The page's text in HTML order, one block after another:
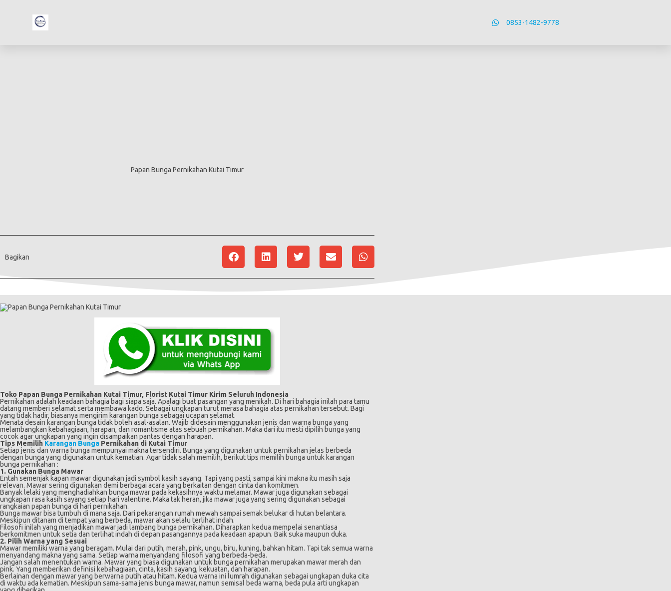
0853-1482-9778
Papan Bunga Pernikahan Kutai Timur
Bagikan
Toko Papan Bunga Pernikahan Kutai Timur, Florist Kutai Timur Kirim Seluruh Indonesia
Pernikahan adalah keadaan bahagia bagi siapa saja. Apalagi buat pasangan yang menikah. Di hari bahagia inilah para tamu
datang memberi selamat serta membawa kado. Sebagai ungkapan turut merasa bahagia atas pernikahan tersebut. Bagi
yang tidak hadir, biasanya mengirim karangan bunga sebagai ucapan selamat.
Menata desain karangan bunga tidak boleh asal-asalan. Wajib didesain menggunakan jenis dan warna bunga yang
melambangkan kebahagiaan, harapan, dan romantisme atas sebuah pernikahan. Maka dari itu mesti dipilih bunga yang
cocok agar ungkapan yang ingin disampaikan pantas dengan harapan.
Tips Memilih Karangan Bunga Pernikahan di Kutai Timur
Setiap jenis dan warna bunga mempunyai makna tersendiri. Bunga yang digunakan untuk pernikahan jelas berbeda
dengan bunga yang digunakan untuk kematian. Agar tidak salah memilih, berikut tips memilih bunga untuk karangan
bunga pernikahan :
1. Gunakan Bunga Mawar
Entah semenjak kapan mawar digunakan jadi symbol kasih sayang. Tapi yang pasti, sampai kini makna itu masih saja
relevan. Mawar sering digunakan demi berbagai acara yang berkaitan dengan cinta dan komitmen.
Banyak lelaki yang menghadiahkan bunga mawar pada kekasihnya waktu melamar. Mawar juga digunakan sebagai
ungkapan rasa kasih sayang setiap hari valentine. Maka tak heran, jika mawar juga yang sering digunakan sebagai
rangkaian papan bunga di hari pernikahan.
Bunga mawar bisa tumbuh di mana saja. Dari pekarangan rumah mewah sampai semak belukar di hutan belantara.
Meskipun ditanam di tempat yang berbeda, mawar akan selalu terlihat indah.
Filosofi inilah yang menjadikan mawar jadi lambang bunga pernikahan. Diharapkan kedua mempelai senantiasa
berkomitmen untuk setia dan terlihat indah di depan pasangannya pada keadaan apapun. Baik suka maupun duka.
2. Pilih Warna yang Sesuai
Mawar memiliki warna yang beragam. Mulai dari putih, merah, pink, ungu, biru, kuning, bahkan hitam. Tapi tak semua warna
menyandang makna yang sama. Setiap warna menyandang filosofi yang berbeda-beda.
Jangan salah menentukan warna. Mawar yang biasa digunakan untuk bunga pernikahan merupakan mawar merah dan
pink. Yang memberikan definisi kebahagiaan, cinta, kasih sayang, kekuatan, dan harapan.
Berlainan dengan mawar yang berwarna putih atau hitam. Kedua warna ini lumrah digunakan sebagai ungkapan duka cita
di waktu ada kematian. Meskipun sama-sama jenis bunga mawar, namun semisal beda warna, beda pula arti ungkapan